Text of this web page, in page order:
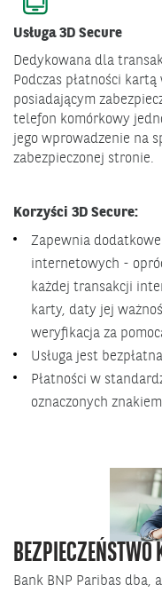
Usługa 3D Secure
Dedykowana dla
Podczas płatności
posiadającym
telefon komórkowy
jego wprowadzenie na
zabezpieczonej stronie.
Korzyści 3D Secure:
Zapewnia
internetowych -
każdej transakcji
karty, daty jej
weryfikacja za
Usługa jest bezpłatna
Płatności w
oznaczonych
Bank BNP Paribas dba,